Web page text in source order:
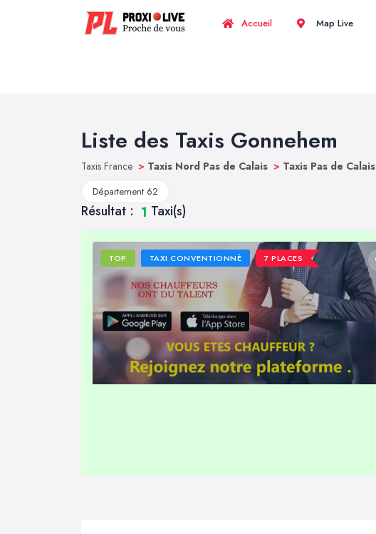
Accueil Map Live
Liste des Taxis Gonnehem
Taxis France > Taxis Nord Pas de Calais > Taxis Pas de Calais
Département 62
Résultat : 1 Taxi(s)
TOP TAXI CONVENTIONNÉ 7 PLACES